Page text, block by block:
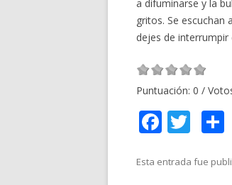
a difuminarse y la
gritos. Se escuchan
dejes de interrumpir
Puntuación: 0 /
F
e
T
itt
Esta entrada fue